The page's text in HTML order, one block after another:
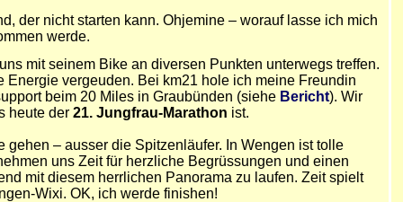
der nicht starten kann. Ohjemine – worauf lasse ich mich
werde.
mit seinem Bike an diversen Punkten unterwegs treffen.
vergeuden. Bei km21 hole ich meine Freundin
beim 20 Miles in Graubünden (siehe Bericht). Wir
heute der 21. Jungfrau-Marathon ist.
– ausser die Spitzenläufer. In Wengen ist tolle
uns Zeit für herzliche Begrüssungen und einen
mit diesem herrlichen Panorama zu laufen. Zeit spielt
Wixi. OK, ich werde finishen!